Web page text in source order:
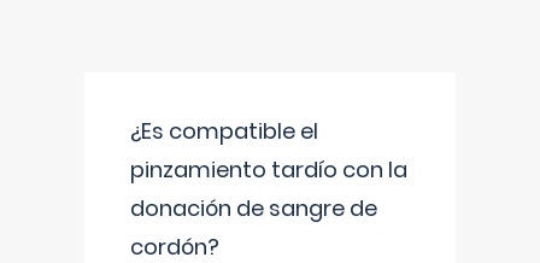
¿Es compatible el
pinzamiento tardío con la
donación de sangre de
cordón?